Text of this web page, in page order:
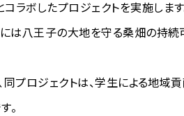
ボしたプロジェクトを実施します
は八王子の大地を守る桑畑の持続
プロジェクトは、学生による地
。